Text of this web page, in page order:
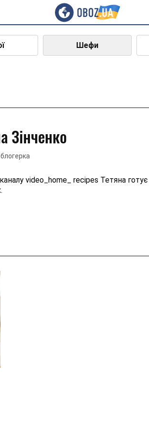
Шефи
Зінченко
video_home_ recipes Тетяна готує